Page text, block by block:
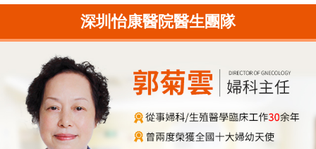
深圳怡康醫院醫生團隊